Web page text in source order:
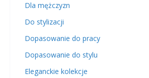
Dla mężczyzn
Do stylizacji
Dopasowanie do pracy
Dopasowanie do stylu
Eleganckie kolekcje